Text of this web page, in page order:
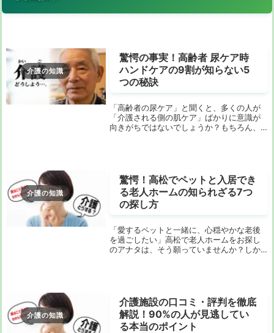
介護の知識
驚愕の事実！高齢者 尿ケア時
ハンドケアの9割が知らない5
つの秘訣
「高齢者の尿ケア」と聞くと、多くの人が
「介護される側の肌ケア」ばかりに意識が
向きがちではないでしょうか？もちろん、
介護の知識
驚愕！高松でペットと入居でき
る老人ホームの知られざる7つ
の探し方
「愛するペットと一緒に、心穏やかな老後
を過ごしたい」高松で老人ホームをお探し
のアナタは、そう願っていませんか？しか
介護の知識
介護施設の口コミ・評判を徹底
解説！90%の人が見逃してい
る本当のポイント